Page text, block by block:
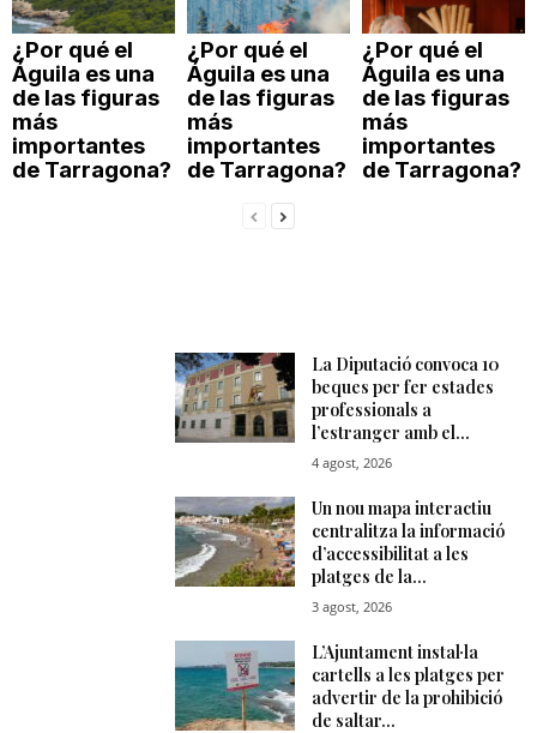
¿Por qué el
Águila es una
de las figuras
más
importantes
de Tarragona?
¿Por qué el
Águila es una
de las figuras
más
importantes
de Tarragona?
¿Por qué el
Águila es una
de las figuras
más
importantes
de Tarragona?